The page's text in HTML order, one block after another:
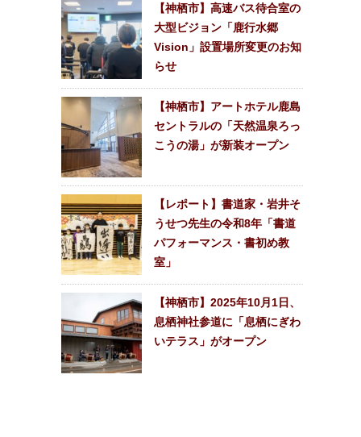
【神栖市】高速バス待合室の
大型ビジョン「鹿行水郷
Vision」設置場所変更のお知
らせ
【神栖市】アートホテル鹿島
セントラルの「天然温泉ろっ
こうの湯」が新装オープン
【レポート】書道家・岩井そ
うせつ先生の令和8年「書道
パフォーマンス・書初め教
室」
【神栖市】2025年10月1日、
息栖神社参道に「息栖にぎわ
いテラス」がオープン